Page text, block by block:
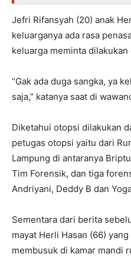
Jefri Rifansyah (20) anak
keluarganya ada rasa
keluarga meminta dilakukan
“Gak ada duga sangka, ya
saja,” katanya saat di
Diketahui otopsi dilakukan
petugas otopsi yaitu dari
Lampung di antaranya
Tim Forensik, dan tiga
Andriyani, Deddy B dan
Sementara dari berita
mayat Herli Hasan (66)
membusuk di kamar mandi